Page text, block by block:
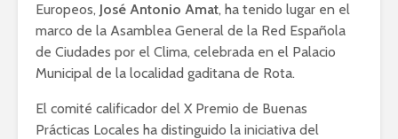
Europeos, José Antonio Amat, ha tenido lugar en el
marco de la Asamblea General de la Red Española
de Ciudades por el Clima, celebrada en el Palacio
Municipal de la localidad gaditana de Rota.
El comité calificador del X Premio de Buenas
Prácticas Locales ha distinguido la iniciativa del